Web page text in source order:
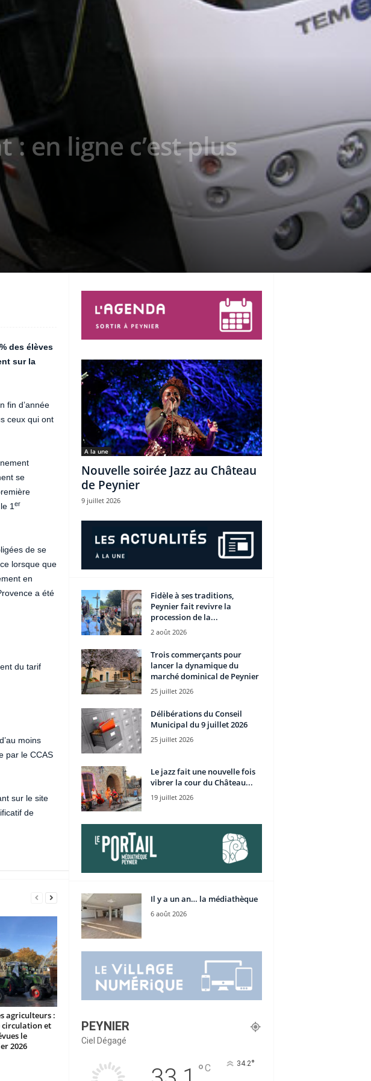
en ligne c’est plus
des élèves
sur la
fin d’année
ceux qui ont
se
1 er
de se
lorsque que
en
a été
du tarif
moins
par le CCAS
sur le site
de
agriculteurs :
et
le
2026
A la une
Nouvelle soirée Jazz au Château
de Peynier
9 juillet 2026
Fidèle à ses traditions,
Peynier fait revivre la
procession de la...
2 août 2026
Trois commerçants pour
lancer la dynamique du
marché dominical de Peynier
25 juillet 2026
Délibérations du Conseil
Municipal du 9 juillet 2026
25 juillet 2026
Le jazz fait une nouvelle fois
vibrer la cour du Château...
19 juillet 2026
Il y a un an… la médiathèque
6 août 2026
PEYNIER
Ciel Dégagé
°C 34.2°